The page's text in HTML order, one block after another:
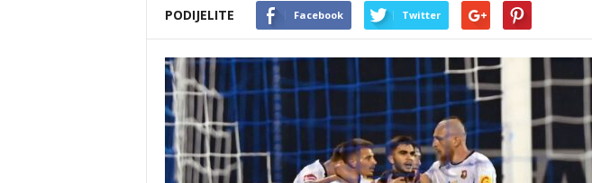
PODIJELITE Facebook Twitter